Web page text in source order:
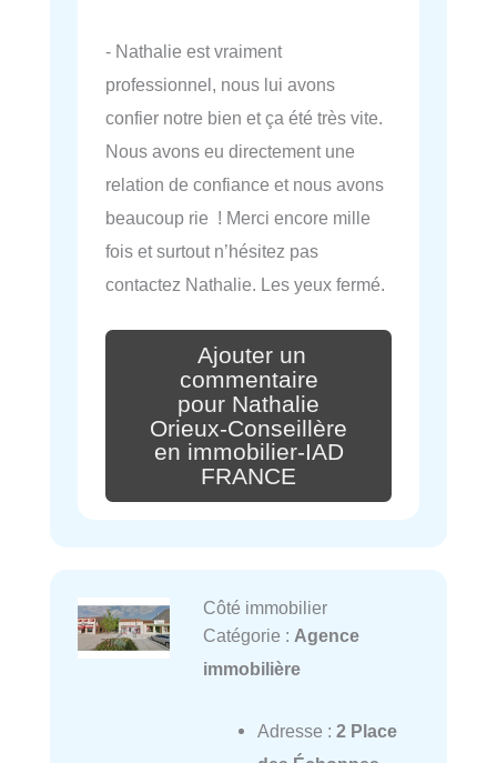
- Nathalie est vraiment
professionnel, nous lui avons
confier notre bien et ça été très vite.
Nous avons eu directement une
relation de confiance et nous avons
beaucoup rie ! Merci encore mille
fois et surtout n’hésitez pas
contactez Nathalie. Les yeux fermé.
Ajouter un
commentaire
pour Nathalie
Orieux-Conseillère
en immobilier-IAD
FRANCE
Côté immobilier
Catégorie : Agence
immobilière
Adresse : 2 Place